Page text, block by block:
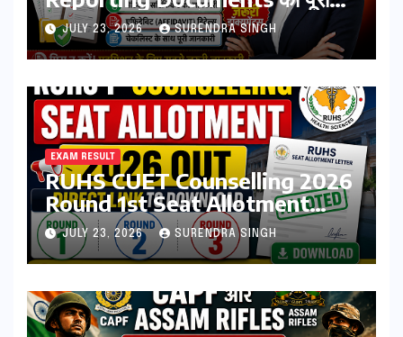
लिस्ट | जरूरी डॉक्यूमेंट्स, मेडिकल
सर्टिफिकेट, एफिडेविट & चेकलिस्ट
JULY 23, 2026 SURENDRA SINGH
EXAM RESULT
RUHS CUET Counselling 2026
Round 1st Seat Allotment
Result Out : Download
College Allotment Letter,
College Reporting Begins
JULY 23, 2026 SURENDRA SINGH